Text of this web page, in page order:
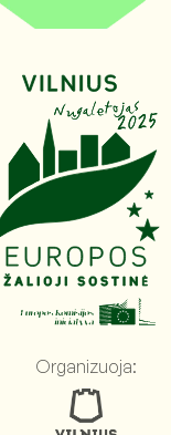
Organizuoja: